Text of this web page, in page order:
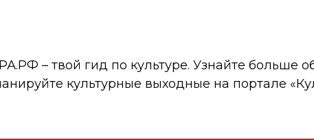
– твой гид по культуре. Узнайте больше
культурные выходные на портале